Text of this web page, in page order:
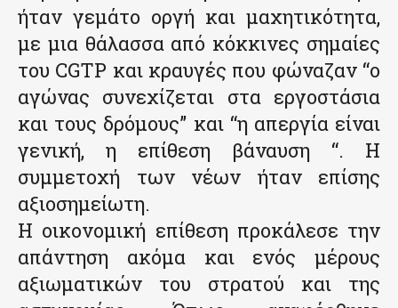
ήταν γεμάτο οργή και μαχητικότητα,
με μια θάλασσα από κόκκινες σημαίες
του CGTP και κραυγές που φώναζαν “ο
αγώνας συνεχίζεται στα εργοστάσια
και τους δρόμους” και “η απεργία είναι
γενική, η επίθεση βάναυση “. Η
συμμετοχή των νέων ήταν επίσης
αξιοσημείωτη.
Η οικονομική επίθεση προκάλεσε την
απάντηση ακόμα και ενός μέρους
αξιωματικών του στρατού και της